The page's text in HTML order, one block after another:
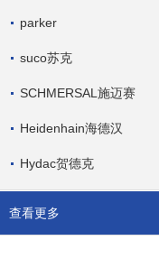
parker
suco苏克
SCHMERSAL施迈赛
Heidenhain海德汉
Hydac贺德克
查看更多